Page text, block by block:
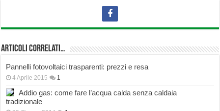
Articoli correlati…
Pannelli fotovoltaici trasparenti: prezzi e resa
4 Aprile 2015 1
Addio gas: come fare l’acqua calda senza caldaia
tradizionale